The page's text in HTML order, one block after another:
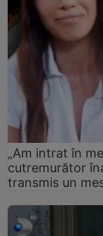
„Am intrat în
cutremurător
transmis un